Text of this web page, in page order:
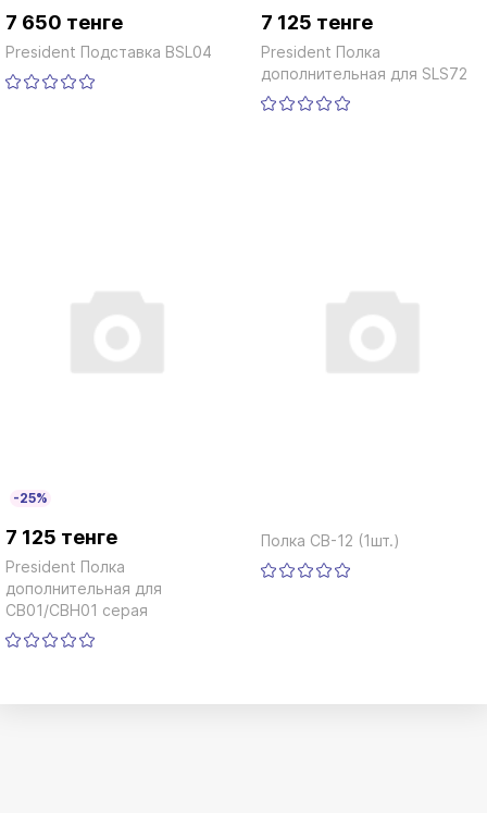
7 650 тенге
President Подставка BSL04
7 125 тенге
President Полка
дополнительная для SLS72
-25%
7 125 тенге
President Полка
дополнительная для
CB01/CBH01 серая
Полка CB-12 (1шт.)